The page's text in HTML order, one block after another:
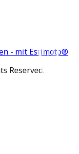
- mit Estimoto®
Reserved.